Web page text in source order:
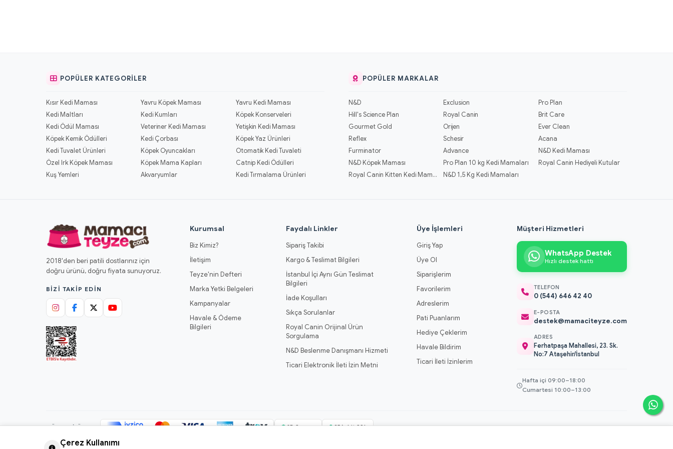
POPÜLER KATEGORILER
Kısır Kedi Maması Yavru Köpek Maması
Yavru Kedi Maması
Kedi Maltları
Kedi Kumları
Köpek Konserveleri
Kedi Ödül Maması
Veteriner Kedi Maması
Yetişkin Kedi Maması
Köpek Kemik Ödülleri
Kedi Çorbası
Köpek Yaz Ürünleri
Kedi Tuvalet Ürünleri
Köpek Oyuncakları
Otomatik Kedi Tuvaleti
Özel Irk Köpek Maması
Köpek Mama Kapları
Catnip Kedi Ödülleri
Kuş Yemleri
Akvaryumlar Kedi Tırmalama Ürünleri
POPÜLER MARKALAR
N&D Exclusion
Pro Plan
Hill's Science Plan
Royal Canin
Brit Care
Gourmet Gold
Orijen
Ever Clean
Reflex
Schesir
Acana
Furminator
Advance
N&D Kedi Maması
N&D Köpek Maması
Pro Plan 10 kg Kedi Mamaları
Royal Canin Hediyeli Kutular
Royal Canin Kitten Kedi Mamaları
N&D 1,5 Kg Kedi Mamaları
2018'den beri patili dostlarınız için
doğru ürünü, doğru fiyata sunuyoruz.
BIZI TAKIP EDIN
Kurumsal
Biz Kimiz?
İletişim
Teyze'nin Defteri
Marka Yetki Belgeleri
Kampanyalar
Havale & Ödeme
Bilgileri
Faydalı Linkler
Sipariş Takibi
Kargo & Teslimat Bilgileri
İstanbul İçi Aynı Gün Teslimat
Bilgileri
İade Koşulları
Sıkça Sorulanlar
Royal Canin Orijinal Ürün
Sorgulama
N&D Beslenme Danışmanı Hizmeti
Ticari Elektronik İleti İzin Metni
Üye İşlemleri
Giriş Yap
Üye Ol
Siparişlerim
Favorilerim
Adreslerim
Pati Puanlarım
Hediye Çeklerim
Havale Bildirim
Ticari İleti İzinlerim
Müşteri Hizmetleri
WhatsApp Destek
Hızlı destek hattı
TELEFON
0 (544) 646 42 40
E-POSTA
destek@mamaciteyze.com
ADRES
Ferhatpaşa Mahallesi, 23. Sk.
No:7 Ataşehir/İstanbul
Hafta içi 09:00–18:00
Cumartesi 10:00–13:00
GÜVENLI ÖDEME 3D Secure 256-bit SSL
Çerez Kullanımı